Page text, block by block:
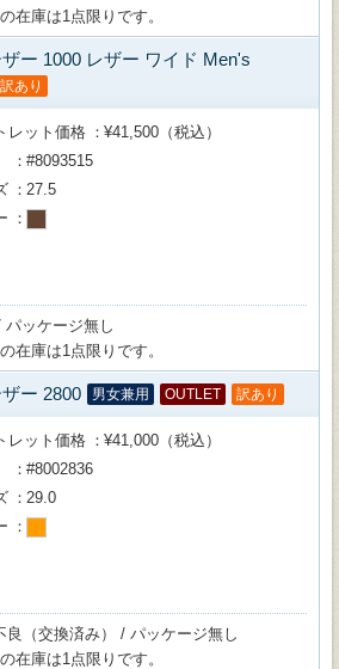
在庫は1点限りです。
ー 1000 レザー ワイド Men's
訳あり
レット価格
¥41,500（税込）
#8093515
27.5
パッケージ無し
在庫は1点限りです。
ー 2800 男女兼用 OUTLET 訳あり
レット価格
¥41,000（税込）
#8002836
29.0
良（交換済み） / パッケージ無し
在庫は1点限りです。